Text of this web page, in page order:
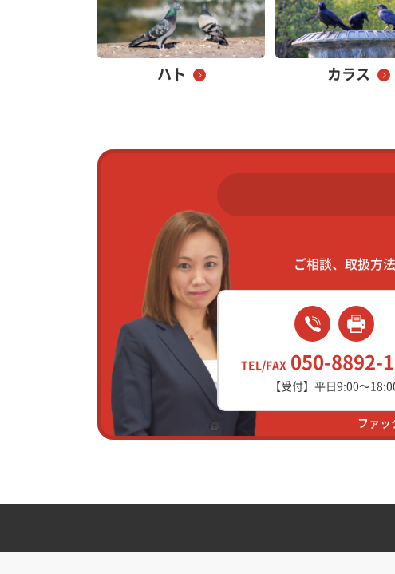
ハト カラス
ご相談、取扱方
TEL/FAX 050-8892-
【受付】平日9:00～
ファ